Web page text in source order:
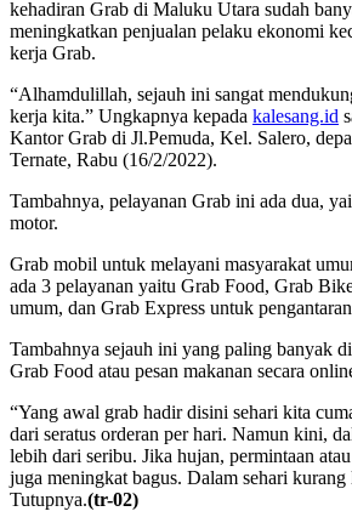
kehadiran Grab di Maluku Utara sudah
meningkatkan penjualan pelaku ekonomi
kerja Grab.
“Alhamdulillah, sejauh ini sangat
kerja kita.” Ungkapnya kepada kalesang.id
Kantor Grab di Jl.Pemuda, Kel. Salero,
Ternate, Rabu (16/2/2022).
Tambahnya, pelayanan Grab ini ada dua,
motor.
Grab mobil untuk melayani masyarakat
ada 3 pelayanan yaitu Grab Food, Grab
umum, dan Grab Express untuk
Tambahnya sejauh ini yang paling banyak
Grab Food atau pesan makanan secara
“Yang awal grab hadir disini sehari kita
dari seratus orderan per hari. Namun kini,
lebih dari seribu. Jika hujan, permintaan
juga meningkat bagus. Dalam sehari
Tutupnya.(tr-02)